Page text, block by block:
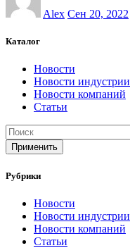
Alex Сен 20, 2022
Каталог
Новости
Новости индустрии
Новости компаний
Статьи
Применить
Рубрики
Новости
Новости индустрии
Новости компаний
Статьи